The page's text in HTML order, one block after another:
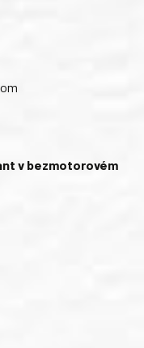
v bezmotorovém